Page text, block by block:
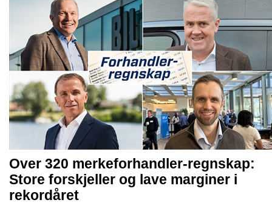
Over 320 merkeforhandler-regnskap:
Store forskjeller og lave marginer i
rekordåret